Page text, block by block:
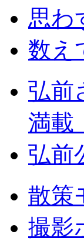
思わ
数え
弘前
満載
弘前
散策
撮影